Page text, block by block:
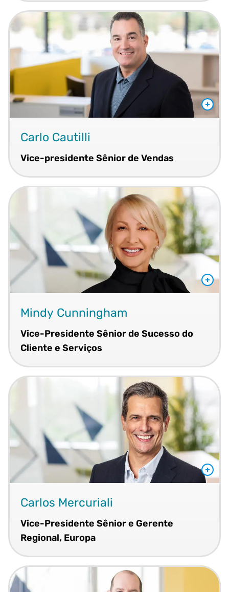
Carlo Cautilli
Vice-presidente Sênior de Vendas
Mindy Cunningham
Vice-Presidente Sênior de Sucesso do
Cliente e Serviços
Carlos Mercuriali
Vice-Presidente Sênior e Gerente
Regional, Europa